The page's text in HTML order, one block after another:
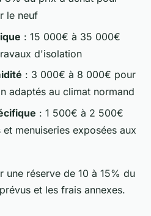
le neuf
: 15 000€ à 35 000€
d'isolation
: 3 000€ à 8 000€ pour
adaptés au climat normand
: 1 500€ à 2 500€
menuiseries exposées aux
réserve de 10 à 15% du
et les frais annexes.